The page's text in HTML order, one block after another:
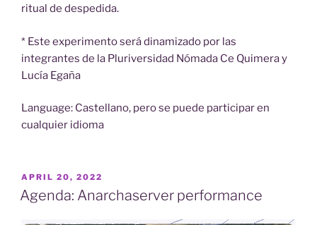
ritual de despedida.
* Este experimento será dinamizado por las
integrantes de la Pluriversidad Nómada Ce Quimera y
Lucía Egaña
Language: Castellano, pero se puede participar en
cualquier idioma
POSTED
ON
APRIL 20, 2022
Agenda: Anarchaserver performance